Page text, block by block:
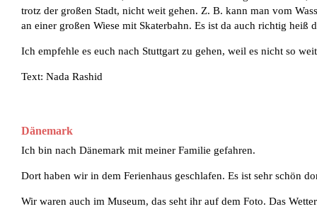
trotz der großen Stadt, nicht weit gehen. Z. B. kann man vom
an einer großen Wiese mit Skaterbahn. Es ist da auch richtig heiß
Ich empfehle es euch nach Stuttgart zu gehen, weil es nicht so
Text: Nada Rashid
Dänemark
Ich bin nach Dänemark mit meiner Familie gefahren.
Dort haben wir in dem Ferienhaus geschlafen. Es ist sehr schön
Wir waren auch im Museum, das seht ihr auf dem Foto. Das